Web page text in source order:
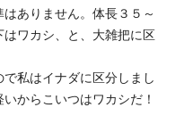
ありません。体長３５～
ワカシ、と、大雑把に区
私はイナダに区分しまし
からこいつはワカシだ！